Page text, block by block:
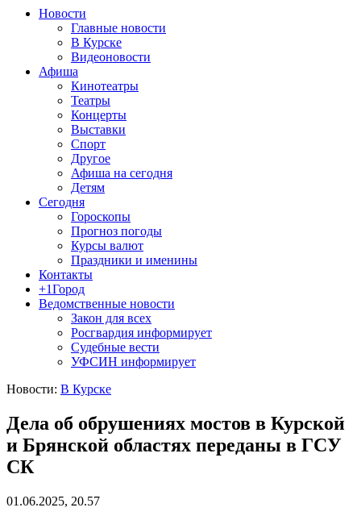
Новости
Главные новости
В Курске
Видеоновости
Афиша
Кинотеатры
Театры
Концерты
Выставки
Спорт
Другое
Афиша на сегодня
Детям
Сегодня
Гороскопы
Прогноз погоды
Курсы валют
Праздники и именины
Контакты
+1Город
Ведомственные новости
Закон для всех
Росгвардия информирует
Судебные вести
УФСИН информирует
Новости: В Курске
Дела об обрушениях мостов в Курской
и Брянской областях переданы в ГСУ
СК
01.06.2025, 20.57